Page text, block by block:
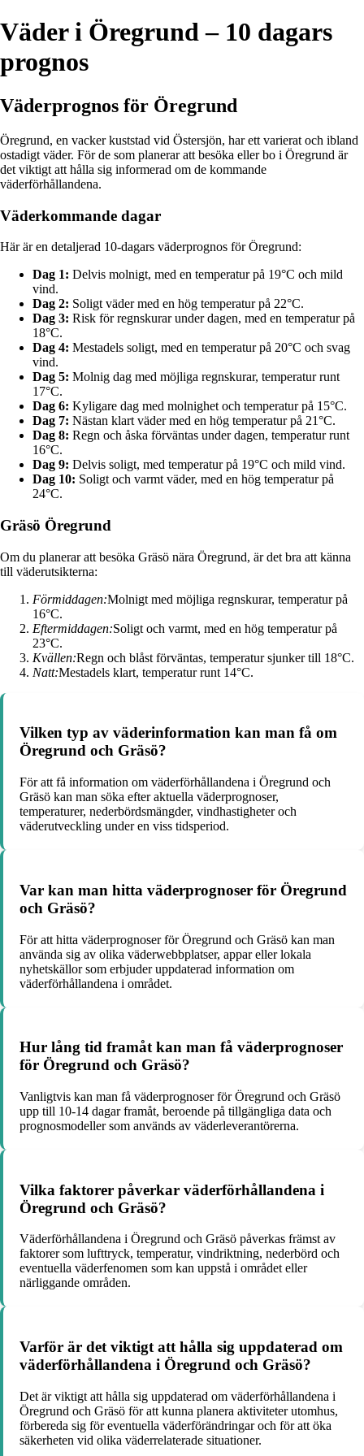
Väder i Öregrund – 10 dagars
prognos
Väderprognos för Öregrund
Öregrund, en vacker kuststad vid Östersjön, har ett varierat och ibland
ostadigt väder. För de som planerar att besöka eller bo i Öregrund är
det viktigt att hålla sig informerad om de kommande
väderförhållandena.
Väderkommande dagar
Här är en detaljerad 10-dagars väderprognos för Öregrund:
Dag 1: Delvis molnigt, med en temperatur på 19°C och mild
vind.
Dag 2: Soligt väder med en hög temperatur på 22°C.
Dag 3: Risk för regnskurar under dagen, med en temperatur på
18°C.
Dag 4: Mestadels soligt, med en temperatur på 20°C och svag
vind.
Dag 5: Molnig dag med möjliga regnskurar, temperatur runt
17°C.
Dag 6: Kyligare dag med molnighet och temperatur på 15°C.
Dag 7: Nästan klart väder med en hög temperatur på 21°C.
Dag 8: Regn och åska förväntas under dagen, temperatur runt
16°C.
Dag 9: Delvis soligt, med temperatur på 19°C och mild vind.
Dag 10: Soligt och varmt väder, med en hög temperatur på
24°C.
Gräsö Öregrund
Om du planerar att besöka Gräsö nära Öregrund, är det bra att känna
till väderutsikterna:
Förmiddagen:Molnigt med möjliga regnskurar, temperatur på
16°C.
Eftermiddagen:Soligt och varmt, med en hög temperatur på
23°C.
Kvällen:Regn och blåst förväntas, temperatur sjunker till 18°C.
Natt:Mestadels klart, temperatur runt 14°C.
Vilken typ av väderinformation kan man få om
Öregrund och Gräsö?
För att få information om väderförhållandena i Öregrund och
Gräsö kan man söka efter aktuella väderprognoser,
temperaturer, nederbördsmängder, vindhastigheter och
väderutveckling under en viss tidsperiod.
Var kan man hitta väderprognoser för Öregrund
och Gräsö?
För att hitta väderprognoser för Öregrund och Gräsö kan man
använda sig av olika väderwebbplatser, appar eller lokala
nyhetskällor som erbjuder uppdaterad information om
väderförhållandena i området.
Hur lång tid framåt kan man få väderprognoser
för Öregrund och Gräsö?
Vanligtvis kan man få väderprognoser för Öregrund och Gräsö
upp till 10-14 dagar framåt, beroende på tillgängliga data och
prognosmodeller som används av väderleverantörerna.
Vilka faktorer påverkar väderförhållandena i
Öregrund och Gräsö?
Väderförhållandena i Öregrund och Gräsö påverkas främst av
faktorer som lufttryck, temperatur, vindriktning, nederbörd och
eventuella väderfenomen som kan uppstå i området eller
närliggande områden.
Varför är det viktigt att hålla sig uppdaterad om
väderförhållandena i Öregrund och Gräsö?
Det är viktigt att hålla sig uppdaterad om väderförhållandena i
Öregrund och Gräsö för att kunna planera aktiviteter utomhus,
förbereda sig för eventuella väderförändringar och för att öka
säkerheten vid olika väderrelaterade situationer.